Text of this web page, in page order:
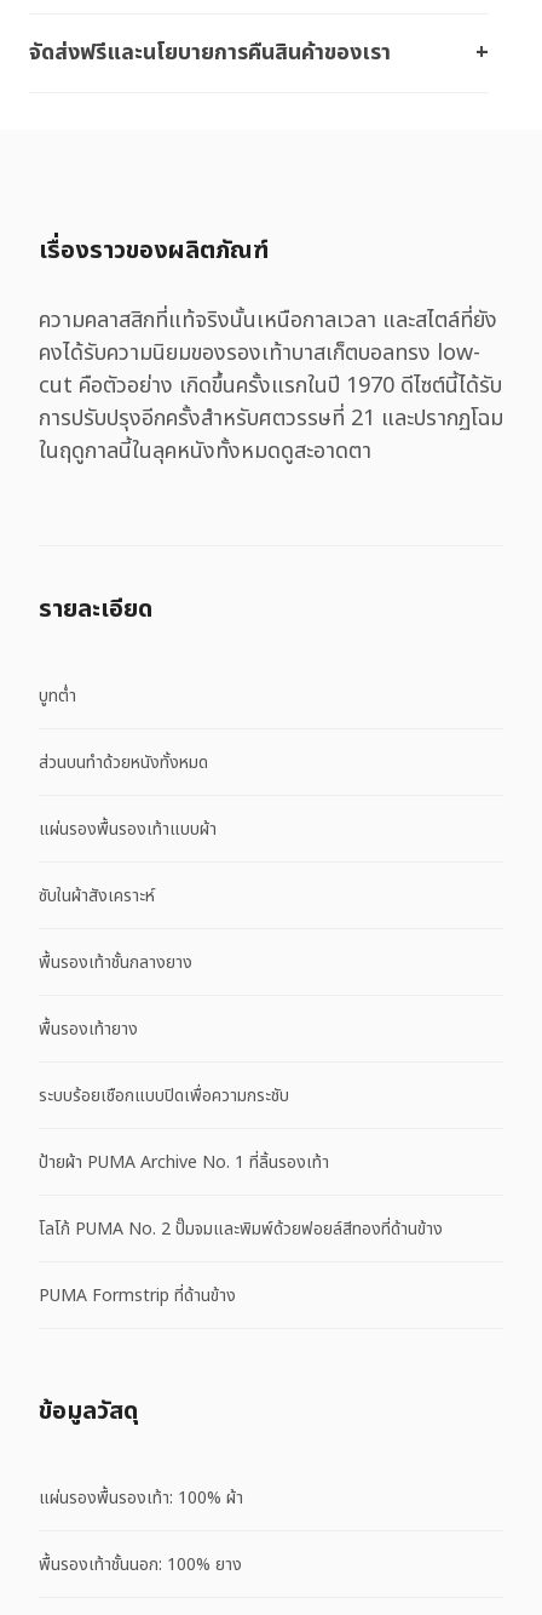
จัดส่งฟรีและนโยบายการคืนสินค้าของเรา
เรื่องราวของผลิตภัณฑ์
ความคลาสสิกที่แท้จริงนั้นเหนือกาลเวลา และสไตล์ที่ยัง
คงได้รับความนิยมของรองเท้าบาสเก็ตบอลทรง low-
cut คือตัวอย่าง เกิดขึ้นครั้งแรกในปี 1970 ดีไซต์นี้ได้รับ
การปรับปรุงอีกครั้งสำหรับศตวรรษที่ 21 และปรากฏโฉม
ในฤดูกาลนี้ในลุคหนังทั้งหมดดูสะอาดตา
รายละเอียด
บูทต่ำ
ส่วนบนทำด้วยหนังทั้งหมด
แผ่นรองพื้นรองเท้าแบบผ้า
ซับในผ้าสังเคราะห์
พื้นรองเท้าชั้นกลางยาง
พื้นรองเท้ายาง
ระบบร้อยเชือกแบบปิดเพื่อความกระชับ
ป้ายผ้า PUMA Archive No. 1 ที่ลิ้นรองเท้า
โลโก้ PUMA No. 2 ปั๊มจมและพิมพ์ด้วยฟอยล์สีทองที่ด้านข้าง
PUMA Formstrip ที่ด้านข้าง
ข้อมูลวัสดุ
แผ่นรองพื้นรองเท้า: 100% ผ้า
พื้นรองเท้าชั้นนอก: 100% ยาง